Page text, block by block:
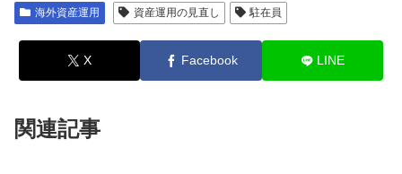
海外資産運用 資産運用の見直し 駐在員
X Facebook LINE
関連記事